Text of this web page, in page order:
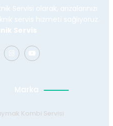
Servisi olarak, arızalarınızı
servis hizmeti sağlıyoruz.
Servis
Marka
Kombi Servisi